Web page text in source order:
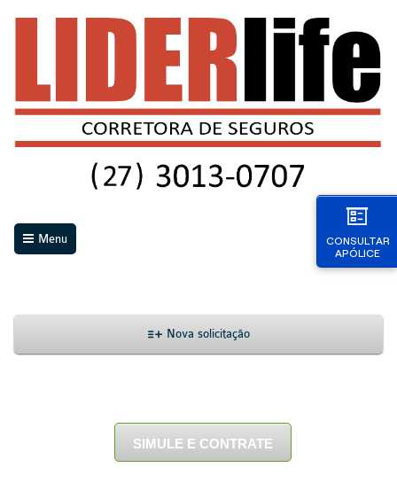
CONSULTAR
APÓLICE
Menu
Nova solicitação
SIMULE E CONTRATE